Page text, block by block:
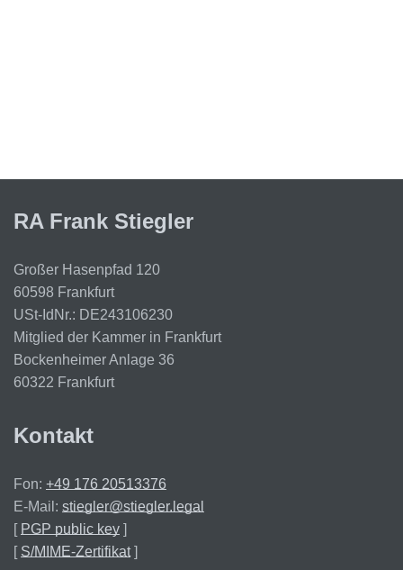
RA Frank Stiegler
Großer Hasenpfad 120
60598 Frankfurt
USt-IdNr.: DE243106230
Mitglied der Kammer in Frankfurt
Bockenheimer Anlage 36
60322 Frankfurt
Kontakt
Fon: +49 176 20513376
E-Mail: stiegler@stiegler.legal
[ PGP public key ]
[ S/MIME-Zertifikat]